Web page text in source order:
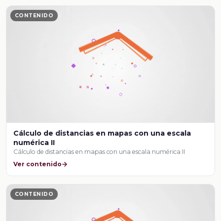
CONTENIDO
Cálculo de distancias en mapas con una escala
numérica II
Cálculo de distancias en mapas con una escala numérica II
Ver contenido
CONTENIDO